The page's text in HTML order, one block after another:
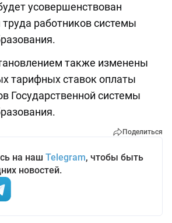
усовершенствован
работников системы
также изменены
тарифных ставок оплаты
Государственной системы
Поделиться
на наш Telegram, чтобы быть
новостей.